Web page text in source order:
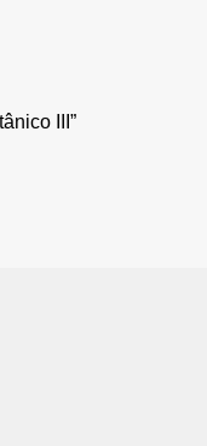
III”